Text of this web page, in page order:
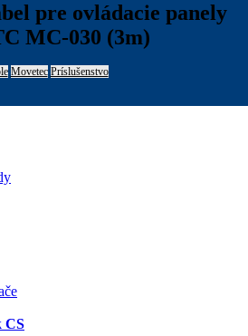
pre ovládacie panely
MC-030 (3m)
Movetec Príslušenstvo
CS